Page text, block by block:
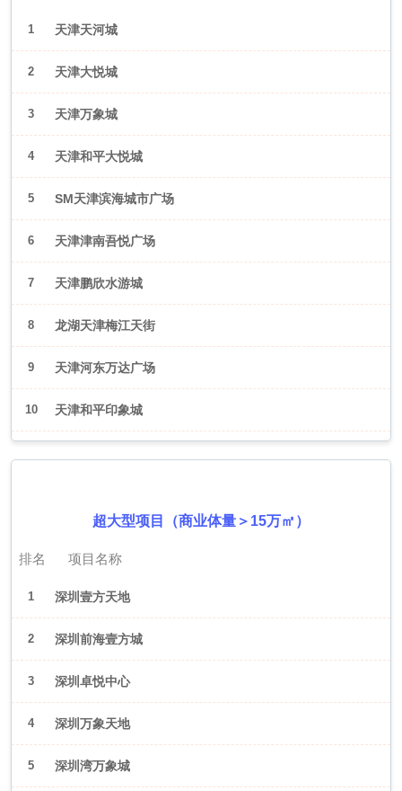
1 天津天河城
2 天津大悦城
3 天津万象城
4 天津和平大悦城
5 SM天津滨海城市广场
6 天津津南吾悦广场
7 天津鹏欣水游城
8 龙湖天津梅江天街
9 天津河东万达广场
10 天津和平印象城
超大型项目（商业体量＞15万㎡）
排名 项目名称
1 深圳壹方天地
2 深圳前海壹方城
3 深圳卓悦中心
4 深圳万象天地
5 深圳湾万象城